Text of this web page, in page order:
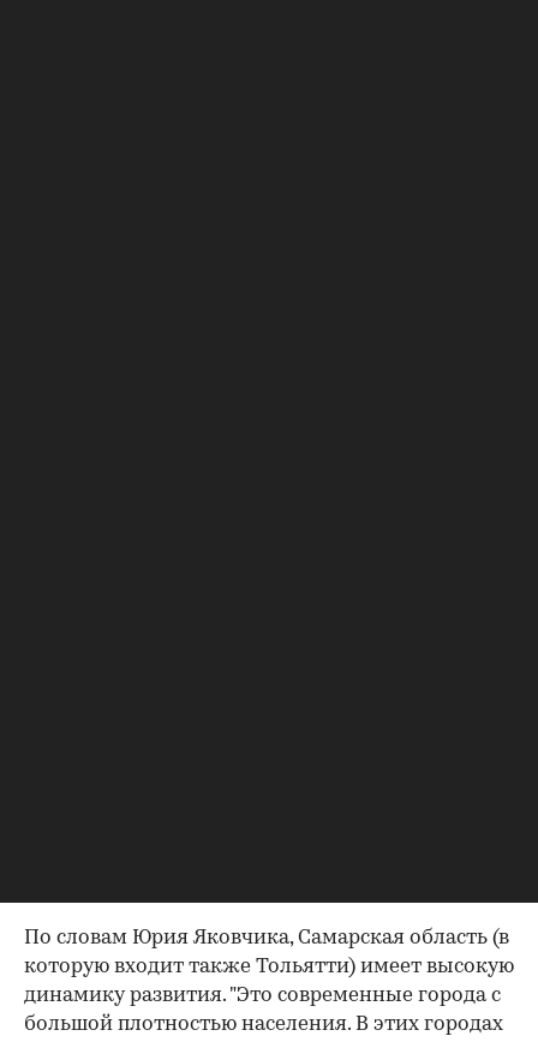
По словам Юрия Яковчика, Самарская область (в
которую входит также Тольятти) имеет высокую
динамику развития. "Это современные города с
большой плотностью населения. В этих городах